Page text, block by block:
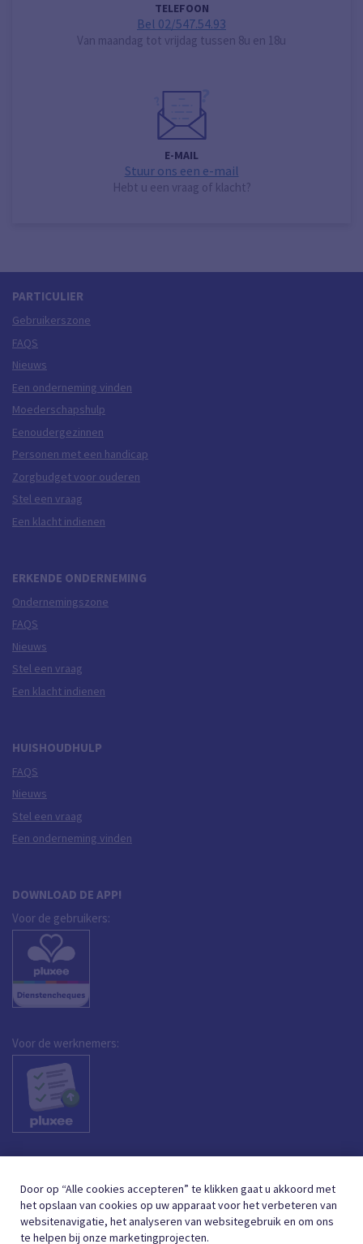
TELEFOON
Bel 02/547.54.93
Van maandag tot vrijdag tussen 8u en 18u
E-MAIL
Stuur ons een e-mail
Hebt u een vraag of klacht?
PARTICULIER
Gebruikerszone
FAQS
Nieuws
Een onderneming vinden
Moederschapshulp
Eenoudergezinnen
Personen met een handicap
Zorgbudget voor ouderen
Stel een vraag
Een klacht indienen
ERKENDE ONDERNEMING
Ondernemingszone
FAQS
Nieuws
Stel een vraag
Een klacht indienen
HUISHOUDHULP
FAQS
Nieuws
Stel een vraag
Een onderneming vinden
DOWNLOAD DE APP!
Voor de gebruikers:
Voor de werknemers:
Door op “Alle cookies accepteren” te klikken gaat u akkoord met
het opslaan van cookies op uw apparaat voor het verbeteren van
websitenavigatie, het analyseren van websitegebruik en om ons
te helpen bij onze marketingprojecten.